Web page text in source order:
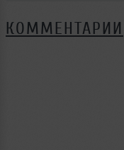
КОММЕНТАРИИ